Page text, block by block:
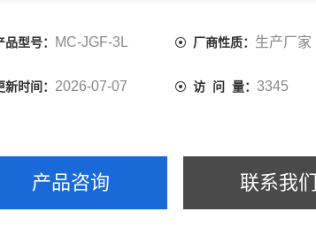
品型号： MC-JGF-3L 厂商性质： 生产厂家
新时间： 2026-07-07 访 问 量： 3345
产品咨询 联系我们